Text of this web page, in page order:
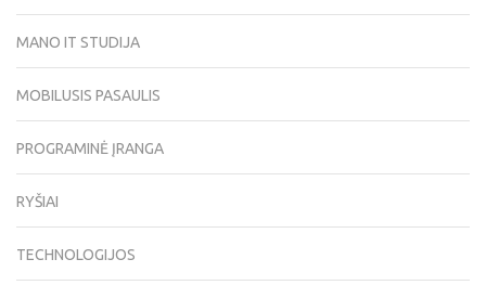
MANO IT STUDIJA
MOBILUSIS PASAULIS
PROGRAMINĖ ĮRANGA
RYŠIAI
TECHNOLOGIJOS